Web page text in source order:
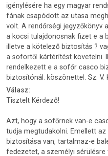
igénylésére ha egy magyar
fának csapódott az utasa
volt. A rendőrségi jegyzőkönyv
a kocsi tulajdonosnak fizet e a
illetve a kötelező biztosítás ?
a sofortől kártérítést követelni.
rendelkezett e a sofőr casco
biztosítónál. köszönettel. Sz. V.
Válasz:
Tisztelt Kérdező!
Azt, hogy a sofőrnek van-e
tudja megtudakolni. Emellett
biztosítása van, tartalmaz-e
fedezetet, a személyi sérülésre